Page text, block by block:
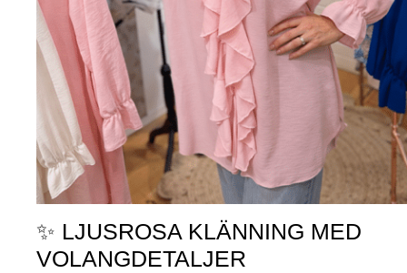
✨ LJUSROSA KLÄNNING MED
VOLANGDETALJER